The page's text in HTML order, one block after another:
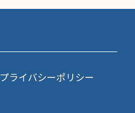
プライバシーポリシー